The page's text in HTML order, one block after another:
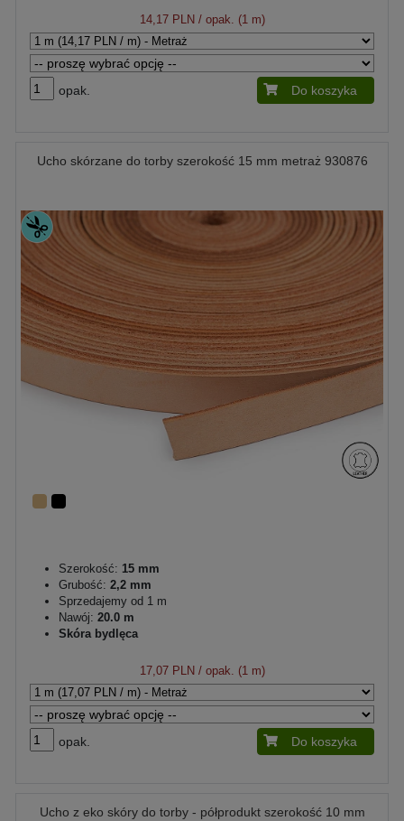
14,17 PLN / opak. (1 m)
opak. Do koszyka
Ucho skórzane do torby szerokość 15 mm metraż 930876
Szerokość: 15 mm
Grubość: 2,2 mm
Sprzedajemy od 1 m
Nawój: 20.0 m
Skóra bydlęca
17,07 PLN/ opak. (1 m)
opak. Do koszyka
Ucho z eko skóry do torby - półprodukt szerokość 10 mm